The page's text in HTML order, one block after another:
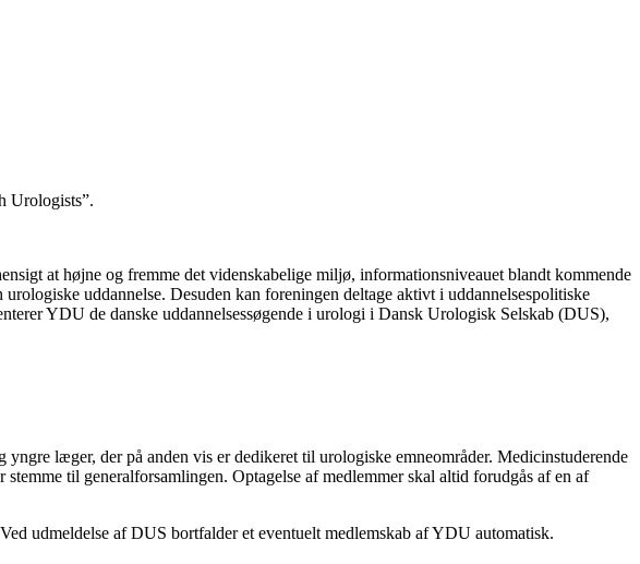
Urologists”.
at højne og fremme det videnskabelige miljø, informationsniveauet blandt kommende
uddannelse. Desuden kan foreningen deltage aktivt i uddannelsespolitiske
YDU de danske uddannelsessøgende i urologi i Dansk Urologisk Selskab (DUS),
læger, der på anden vis er dedikeret til urologiske emneområder. Medicinstuderende
til generalforsamlingen. Optagelse af medlemmer skal altid forudgås af en af
udmeldelse af DUS bortfalder et eventuelt medlemskab af YDU automatisk.